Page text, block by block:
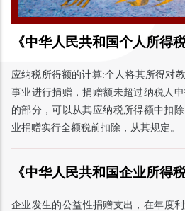
《中华人民共和国个人所得
应纳税所得额的计算:个人将其所得对
事业进行捐赠，捐赠额未超过纳税人
的部分，可以从其应纳税所得额中扣
业捐赠实行全额税前扣除，从其规定。
《中华人民共和国企业所得
企业发生的公益性捐赠支出，在年度